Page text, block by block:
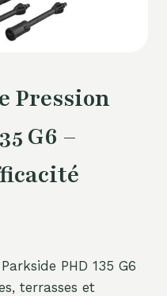
Pression
G6 –
PHD 135 G6
terrasses et